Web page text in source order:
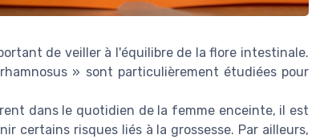
de veiller à l'équilibre de la flore intestinale.
» sont particulièrement étudiées pour
dans le quotidien de la femme enceinte, il est
certains risques liés à la grossesse. Par ailleurs,